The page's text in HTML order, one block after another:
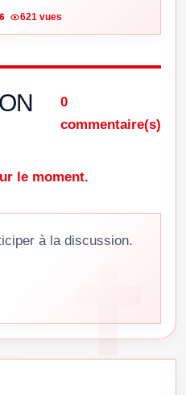
621 vues
0
commentaire(s)
le moment.
à la discussion.